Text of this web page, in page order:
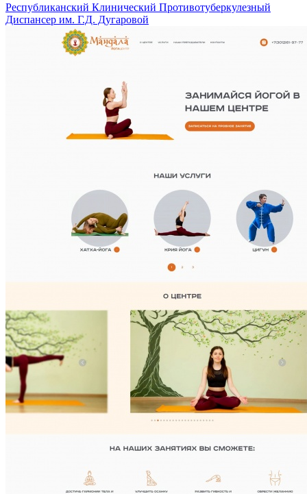
Республиканский Клинический Противотуберкулезный
Диспансер им. Г.Д. Дугаровой